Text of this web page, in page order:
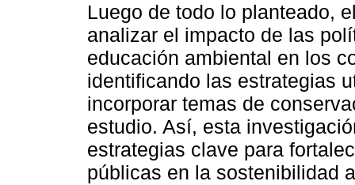
Luego de todo lo planteado,
analizar el impacto de las
educación ambiental en los
identificando las estrategias
incorporar temas de
estudio. Así, esta
estrategias clave para
públicas en la sostenibilidad